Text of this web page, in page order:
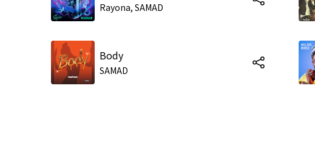
Rayona, SAMAD
Body
SAMAD